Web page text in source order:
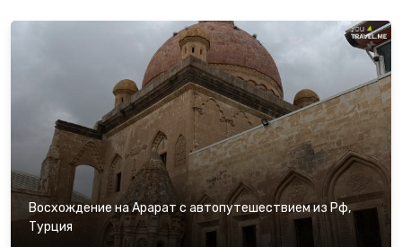
Восхождение на Арарат с автопутешествием из Рф,
Турция